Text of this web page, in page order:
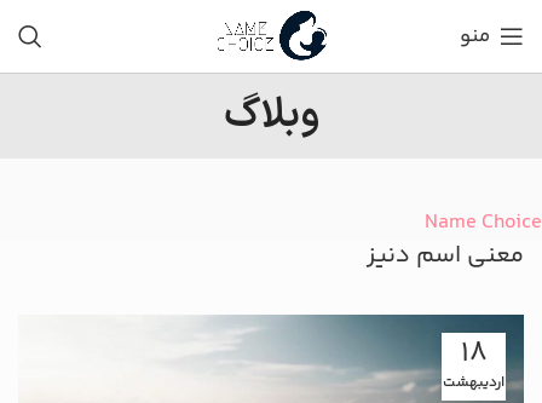
منو
وبلاگ
Name Choice
معنی اسم دنیز
18
اردیبهشت